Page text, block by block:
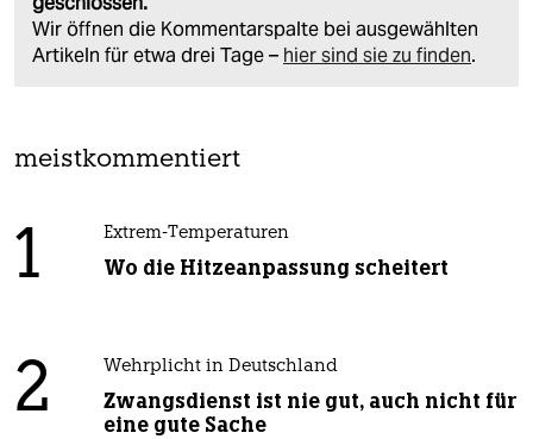
Wir öffnen die Kommentarspalte bei ausgewählten
Artikeln für etwa drei Tage – hier sind sie zu finden.
meistkommentiert
1 Extrem-Temperaturen
Wo die Hitzeanpassung scheitert
2 Wehrplicht in Deutschland
Zwangsdienst ist nie gut, auch nicht für
eine gute Sache